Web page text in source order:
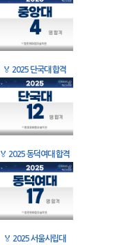
🏅 2025 단국대 합격
🏅 2025 동덕여대 합격
🏅 2025 서울시립대